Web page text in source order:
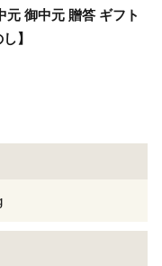
元 御中元 贈答 ギフト
】